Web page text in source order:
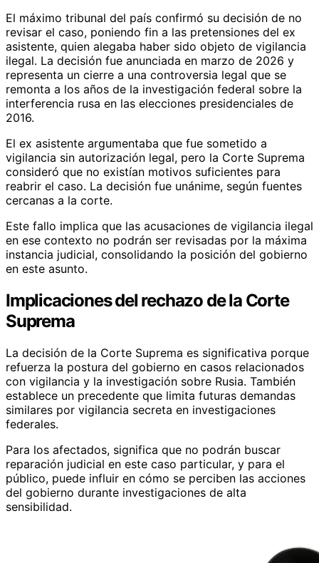
El máximo tribunal del país confirmó su decisión de no
revisar el caso, poniendo fin a las pretensiones del ex
asistente, quien alegaba haber sido objeto de vigilancia
ilegal. La decisión fue anunciada en marzo de 2026 y
representa un cierre a una controversia legal que se
remonta a los años de la investigación federal sobre la
interferencia rusa en las elecciones presidenciales de
2016.
El ex asistente argumentaba que fue sometido a
vigilancia sin autorización legal, pero la Corte Suprema
consideró que no existían motivos suficientes para
reabrir el caso. La decisión fue unánime, según fuentes
cercanas a la corte.
Este fallo implica que las acusaciones de vigilancia ilegal
en ese contexto no podrán ser revisadas por la máxima
instancia judicial, consolidando la posición del gobierno
en este asunto.
Implicaciones del rechazo de la Corte
Suprema
La decisión de la Corte Suprema es significativa porque
refuerza la postura del gobierno en casos relacionados
con vigilancia y la investigación sobre Rusia. También
establece un precedente que limita futuras demandas
similares por vigilancia secreta en investigaciones
federales.
Para los afectados, significa que no podrán buscar
reparación judicial en este caso particular, y para el
público, puede influir en cómo se perciben las acciones
del gobierno durante investigaciones de alta
sensibilidad.